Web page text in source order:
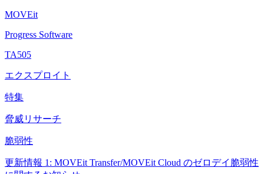
MOVEit
Progress Software
TA505
エクスプロイト
特集
脅威リサーチ
脆弱性
更新情報 1: MOVEit Transfer/MOVEit Cloud のゼロデイ脆弱性